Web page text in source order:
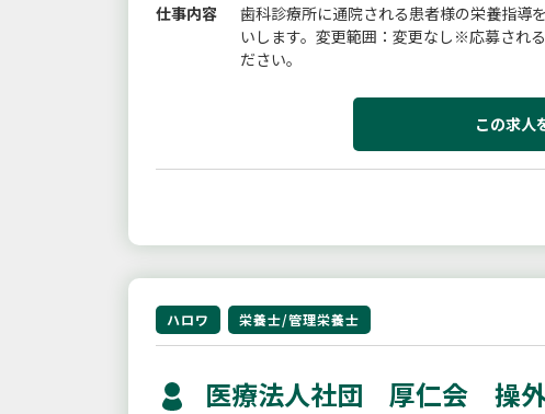
仕事内容
歯科診療所に通院される患者様の栄養指導
いします。変更範囲：変更なし※応募され
ださい。
この求人
ハロワ 栄養士/管理栄養士
医療法人社団 厚仁会 操外